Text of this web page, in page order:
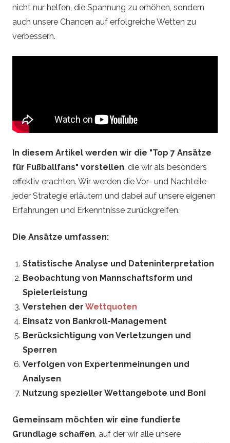
e
–
o
t
w
e
t
t
e
n
nicht nur helfen, die Spannung zu erhöhen, sondern
auch unsere Chancen auf erfolgreiche Wetten zu
verbessern.
In diesem Artikel werden wir die "Top 7 Ansätze
für Fußballfans" vorstellen, die wir als besonders
effektiv erachten. Wir werden die Vor- und Nachteile
jeder Strategie erläutern und dabei auf unsere eigenen
Erfahrungen und Erkenntnisse zurückgreifen.
Die Ansätze umfassen:
Statistische Analyse und Dateninterpretation
Beobachtung von Mannschaftsform und
Spielerleistung
Verstehen der Wettquoten
Einsatz von Bankroll-Management
Berücksichtigung von Verletzungen und
Sperren
Verfolgen von Expertenmeinungen und
Analysen
Nutzung spezieller Wettangebote und Boni
Gemeinsam möchten wir eine fundierte
Grundlage schaffen, auf der wir alle unsere